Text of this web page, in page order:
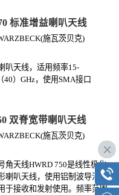
标准增益喇叭天线
施瓦茨贝克)
叭天线，适用频率15-
40）GHz，使用SMA接口
双脊宽带喇叭天线
施瓦茨贝克)
角天线HWRD 750是线性极化
喇叭天线，使用铝制波导法
于接收和发射使用。频率范围